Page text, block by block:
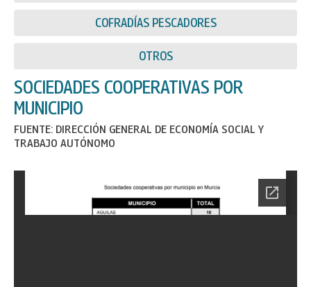
COFRADÍAS PESCADORES
OTROS
SOCIEDADES COOPERATIVAS POR
MUNICIPIO
FUENTE: DIRECCIÓN GENERAL DE ECONOMÍA SOCIAL Y
TRABAJO AUTÓNOMO